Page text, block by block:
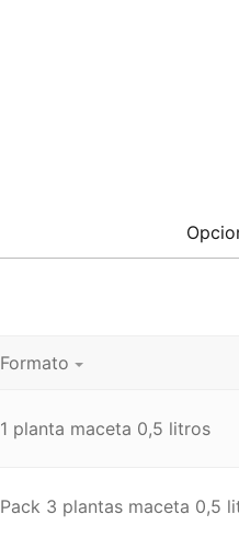
Formato
1 planta maceta 0,5 litros
Pack 3 plantas maceta 0,5